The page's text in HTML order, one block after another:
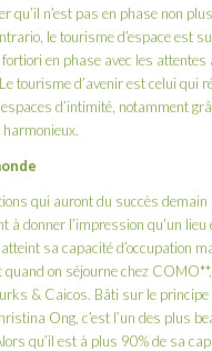
qu’il n’est pas en phase non
le tourisme d’espace est
fortiori en phase avec les
tourisme d’avenir est celui qui
d’intimité, notamment
qui auront du succès demain
à donner l’impression qu’un
sa capacité d’occupation
on séjourne chez
& Caicos. Bâti sur le
Ong, c’est l’un des plus
qu’il est à plus 90% de sa